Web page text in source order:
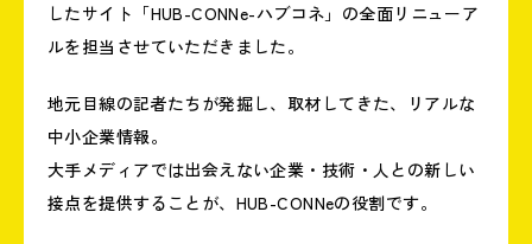
したサイト「HUB-CONNe-ハブコネ」の全面リニューア
ルを担当させていただきました。
地元目線の記者たちが発掘し、取材してきた、リアルな
中小企業情報。
大手メディアでは出会えない企業・技術・人との新しい
接点を提供することが、HUB-CONNeの役割です。